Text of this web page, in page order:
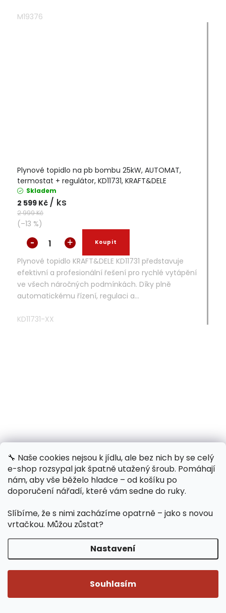
🔧 Naše cookies nejsou k jídlu, ale bez nich by se celý
e-shop rozsypal jak špatně utažený šroub. Pomáhají
nám, aby vše běželo hladce – od košíku po
doporučení nářadí, které vám sedne do ruky.
Slíbíme, že s nimi zacházíme opatrně – jako s novou
vrtačkou. Můžou zůstat?
Nastavení
Souhlasím
M19376
Plynové topidlo na pb bombu 25kW, AUTOMAT,
termostat + regulátor, KD11731, KRAFT&DELE
Skladem
2 599 Kč / ks
2 999 Kč
(–13 %)
Plynové topidlo KRAFT&DELE KD11731 představuje
efektivní a profesionální řešení pro rychlé vytápění
ve všech náročných podmínkách. Díky plně
automatickému řízení, regulaci a...
KD11731-XX
Hydraulický zvedák na auto 2T CP-480 BOXER
699 Kč/ ks
799 Kč
Hydraulický zvedák poskytuje bezpečné, stabilní a
snadno ovladatelné řešení pro široké spektrum